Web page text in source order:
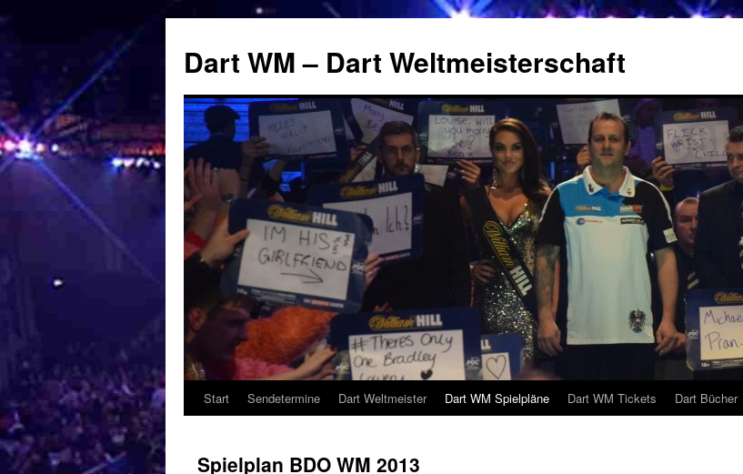
springen
Dart WM – Dart Weltmeisterschaft
Start Sendetermine Dart Weltmeister Dart WM Spielpläne Dart WM Tickets Dart Bücher
Spielplan BDO WM 2013